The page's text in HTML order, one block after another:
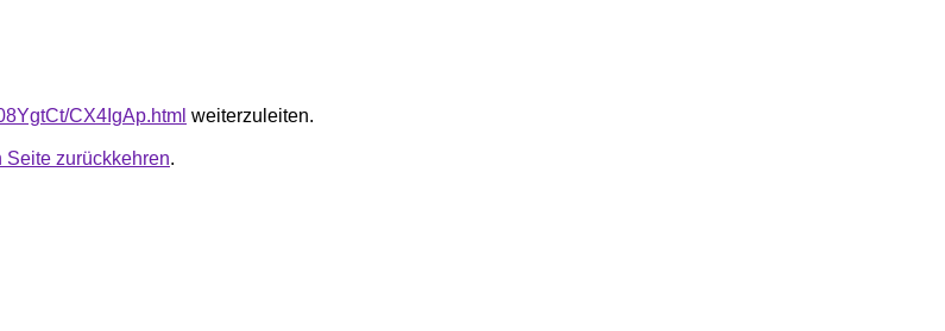
CX4IgAp.html weiterzuleiten.
Seite zurückkehren.